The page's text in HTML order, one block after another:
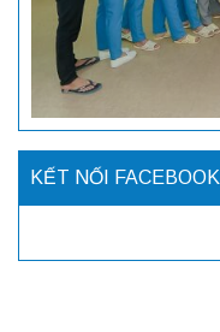
KẾT NỐI FACEBOOK